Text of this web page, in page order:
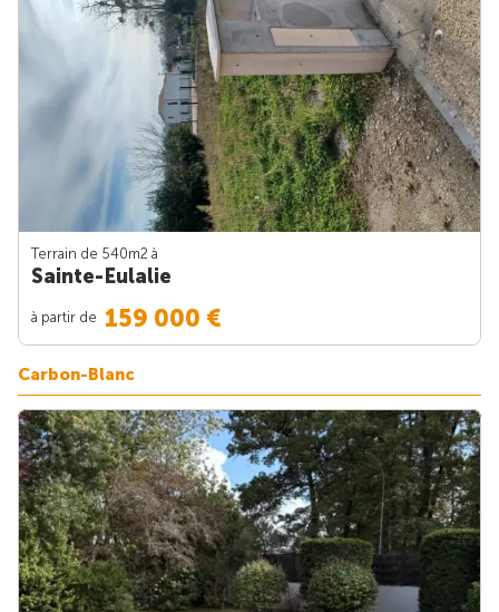
Terrain de 540m2 à
Sainte-Eulalie
à partir de 159 000 €
Carbon-Blanc